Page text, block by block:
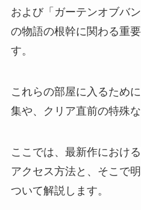
および「ガーテンオブバ
の物語の根幹に関わる重
す。
これらの部屋に入るため
集や、クリア直前の特殊
ここでは、最新作におけ
アクセス方法と、そこで
ついて解説します。